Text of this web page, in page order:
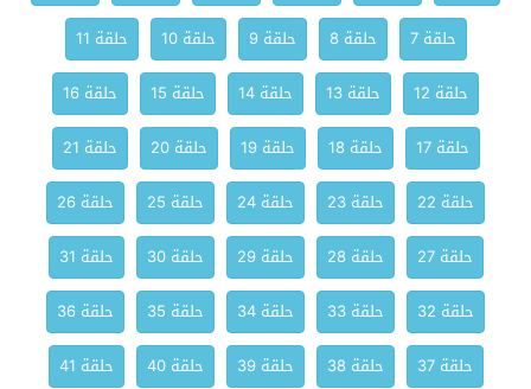
حلقة 7
حلقة 8 حلقة 9 حلقة 10
حلقة 11
حلقة 12
حلقة 13 حلقة 14 حلقة 15
حلقة 16
حلقة 17
حلقة 18 حلقة 19 حلقة 20
حلقة 21
حلقة 22
حلقة 23 حلقة 24 حلقة 25
حلقة 26
حلقة 27
حلقة 28 حلقة 29 حلقة 30
حلقة 31
حلقة 32
حلقة 33 حلقة 34 حلقة 35
حلقة 36
حلقة 37
حلقة 38 حلقة 39 حلقة 40
حلقة 41